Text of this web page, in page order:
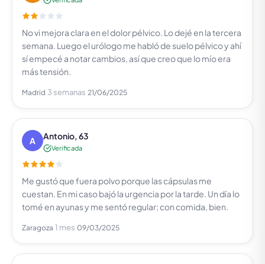
No vi mejora clara en el dolor pélvico. Lo dejé en la tercera
semana. Luego el urólogo me habló de suelo pélvico y ahí
sí empecé a notar cambios, así que creo que lo mío era
más tensión.
Madrid 3 semanas 21/06/2025
A Antonio, 63
Verificada
Me gustó que fuera polvo porque las cápsulas me
cuestan. En mi caso bajó la urgencia por la tarde. Un día lo
tomé en ayunas y me sentó regular; con comida, bien.
Zaragoza 1 mes 09/03/2025